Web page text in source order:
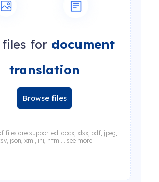
for document
translation
Browse files
files are supported: docx, xlsx, pdf, jpeg,
json, xml, ini, html... see more